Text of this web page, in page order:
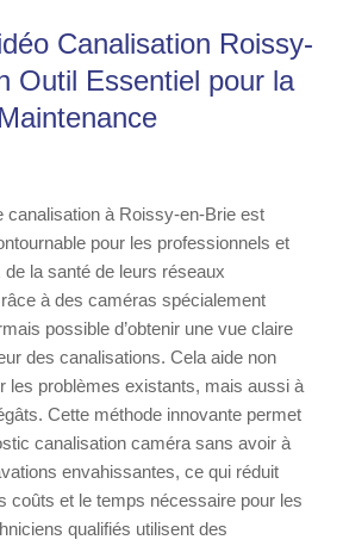
Canalisation Roissy-
Outil Essentiel pour la
Maintenance
canalisation à Roissy-en-Brie est
pour les professionnels et
la santé de leurs réseaux
à des caméras spécialement
possible d’obtenir une vue claire
des canalisations. Cela aide non
les problèmes existants, mais aussi à
Cette méthode innovante permet
canalisation caméra sans avoir à
envahissantes, ce qui réduit
coûts et le temps nécessaire pour les
qualifiés utilisent des